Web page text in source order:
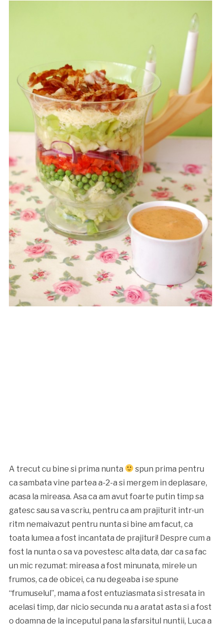
A trecut cu bine si prima nunta
spun prima pentru
ca sambata vine partea a-2-a si mergem in deplasare,
acasa la mireasa. Asa ca am avut foarte putin timp sa
gatesc sau sa va scriu, pentru ca am prajiturit intr-un
ritm nemaivazut pentru nunta si bine am facut, ca
toata lumea a fost incantata de prajituri! Despre cum a
fost la nunta o sa va povestesc alta data, dar ca sa fac
un mic rezumat: mireasa a fost minunata, mirele un
frumos, ca de obicei, ca nu degeaba i se spune
“frumuselul”, mama a fost entuziasmata si stresata in
acelasi timp, dar nicio secunda nu a aratat asta si a fost
o doamna de la inceputul pana la sfarsitul nuntii, Luca a